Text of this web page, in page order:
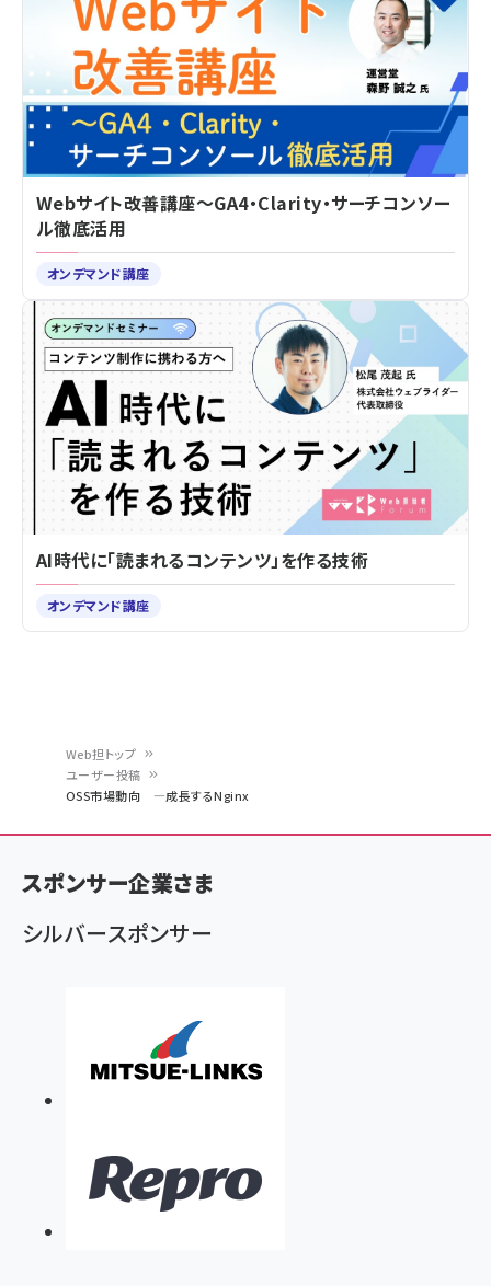
ン
く
ず
Web担トップ
ユーザー投稿
OSS市場動向 ―成長するNginx
Webサイト改善講座～GA4・Clarity・サーチコンソー
ル徹底活用
オンデマンド講座
AI時代に「読まれるコンテンツ」を作る技術
オンデマンド講座
スポンサー企業さま
シルバースポンサー